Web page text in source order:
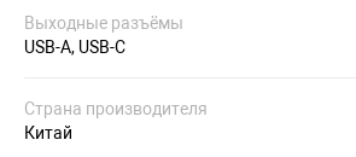
Выходные разъёмы
USB-A, USB-C
Страна производителя
Китай